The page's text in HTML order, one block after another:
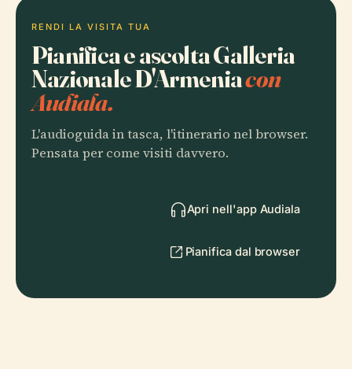
RENDI LA VISITA TUA
Pianifica e ascolta Galleria
Nazionale D'Armeniacon
Audiala.
L'audioguida in tasca, l'itinerario nel browser.
Pensata per come visiti davvero.
Apri nell'app Audiala
Pianifica dal browser